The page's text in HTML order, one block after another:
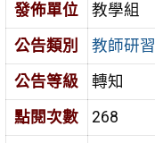
發佈單位
教學組
公告類別
教師研習
公告等級
轉知
點閱次數
268